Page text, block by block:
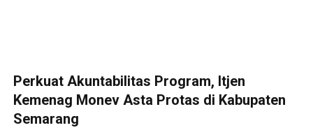
Perkuat Akuntabilitas Program, Itjen
Kemenag Monev Asta Protas di Kabupaten
Semarang